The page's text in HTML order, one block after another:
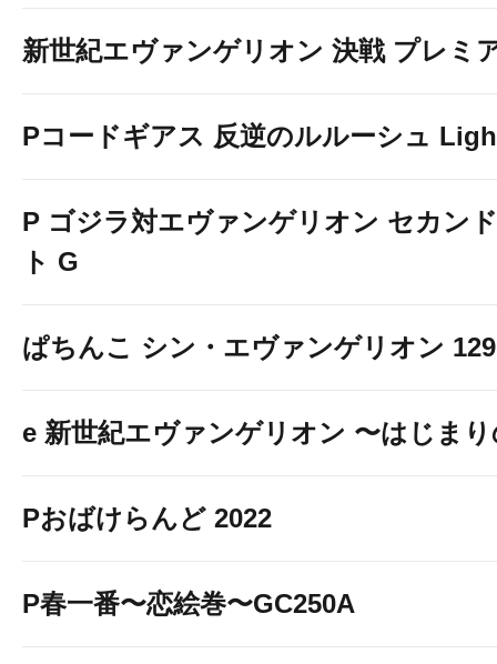
新世紀エヴァンゲリオン 決戦 プレミ
Pコードギアス 反逆のルルーシュ
P ゴジラ対エヴァンゲリオン セカン
ト G
ぱちんこ シン・エヴァンゲリオン
e 新世紀エヴァンゲリオン 〜はじま
Pおばけらんど 2022
P春一番〜恋絵巻〜GC250A